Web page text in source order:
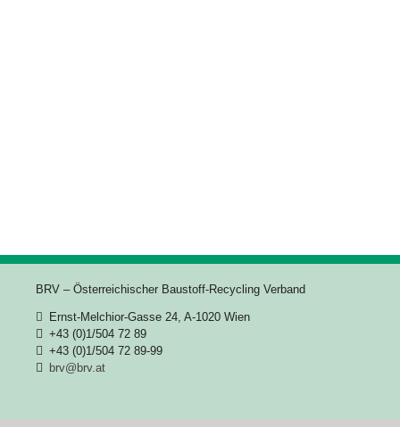
BRV – Österreichischer Baustoff-Recycling Verband
Ernst-Melchior-Gasse 24, A-1020 Wien
+43 (0)1/504 72 89
+43 (0)1/504 72 89-99
brv@brv.at